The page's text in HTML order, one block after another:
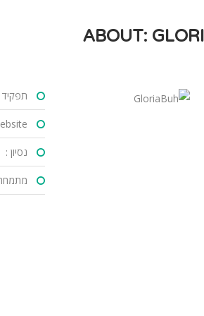
ABOUT:
תפקיד
:
נסיון :